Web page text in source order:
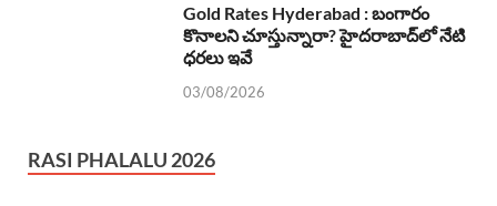
Gold Rates Hyderabad : బంగారం
కొనాలని చూస్తున్నారా? హైదరాబాద్‌లో నేటి
ధరలు ఇవే
03/08/2026
RASI PHALALU 2026